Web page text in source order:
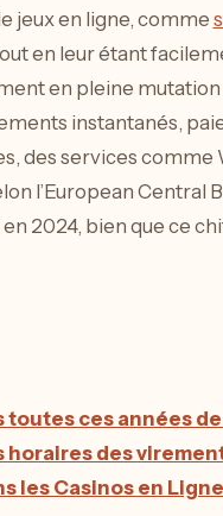
jeux en ligne, comme
en leur étant
en pleine
instantanés,
des services comme
l’European Central
2024, bien que ce
toutes ces années
des
les Casinos en